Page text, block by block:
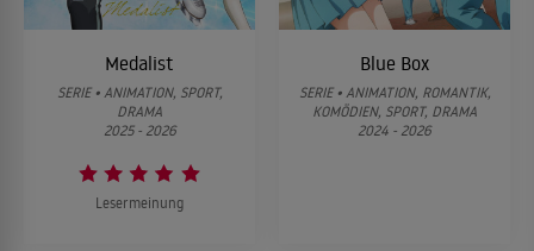
Medalist
SERIE • ANIMATION, SPORT,
DRAMA
2025 - 2026
Lesermeinung
Blue Box
SERIE • ANIMATION, ROMANTIK,
KOMÖDIEN, SPORT, DRAMA
2024 - 2026